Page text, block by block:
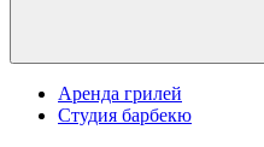
Аренда грилей
Студия барбекю